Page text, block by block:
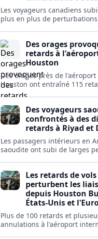
Les voyageurs canadiens
plus en plus de
et les aéroports isolés, de
Kuujjuaq.
Des orages
retards à
Houston
Des orages près de
Houston ont entraîné 115
quelques annulations,
des hubs majeurs aux États-
Europe.
Des voyageurs
confrontés à des
retards à Riyad et
Les passagers intérieurs en
saoudite ont subi de larges
Djeddah.Les retards de vols
perturbent les
depuis Houston
États-Unis et
Plus de 100 retards et
annulations à l'aéroport